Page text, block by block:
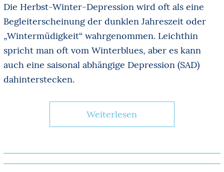
Die Herbst-Winter-Depression wird oft als eine
Begleiterscheinung der dunklen Jahreszeit oder
„Wintermüdigkeit“ wahrgenommen. Leichthin
spricht man oft vom Winterblues, aber es kann
auch eine saisonal abhängige Depression (SAD)
dahinterstecken.
Weiterlesen